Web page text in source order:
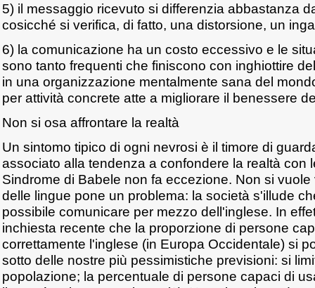
5) il messaggio ricevuto si differenzia abbastanza
cosicché si verifica, di fatto, una distorsione, un
6) la comunicazione ha un costo eccessivo e le
sono tanto frequenti che finiscono con inghiottire
in una organizzazione mentalmente sana del
per attività concrete atte a migliorare il benessere
Non si osa affrontare la realtà
Un sintomo tipico di ogni nevrosi è il timore di
associato alla tendenza a confondere la realtà con
Sindrome di Babele non fa eccezione. Non si
delle lingue pone un problema: la società s'illude
possibile comunicare per mezzo dell'inglese. In
inchiesta recente che la proporzione di persone
correttamente l'inglese (in Europa Occidentale) si
sotto delle nostre più pessimistiche previsioni: si
popolazione; la percentuale di persone capaci di